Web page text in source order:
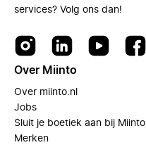
services? Volg ons dan!
Over Miinto
Over miinto.nl
Jobs
Sluit je boetiek aan bij Miinto
Merken